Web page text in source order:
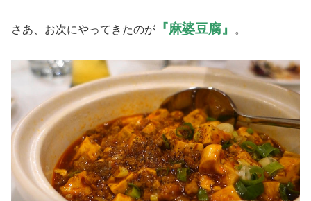
さあ、お次にやってきたのが 『麻婆豆腐』 。